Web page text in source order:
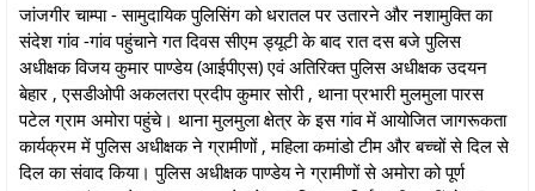
जांजगीर चाम्पा - सामुदायिक पुलिसिंग को धरातल पर उतारने और नशामुक्ति का
संदेश गांव -गांव पहुंचाने गत दिवस सीएम ड्यूटी के बाद रात दस बजे‌ पुलिस
अधीक्षक विजय कुमार पाण्डेय (आईपीएस) एवं अतिरिक्त पुलिस अधीक्षक उदयन
बेहार , एसडीओपी अकलतरा प्रदीप कुमार सोरी , थाना प्रभारी मुलमुला पारस
पटेल ग्राम अमोरा पहुंचे। थाना मुलमुला क्षेत्र के इस गांव में आयोजित जागरूकता
कार्यक्रम में पुलिस अधीक्षक ने ग्रामीणों , महिला कमांडो टीम और बच्चों से दिल से
दिल का संवाद किया। पुलिस अधीक्षक पाण्डेय ने ग्रामीणों से अमोरा को पूर्ण